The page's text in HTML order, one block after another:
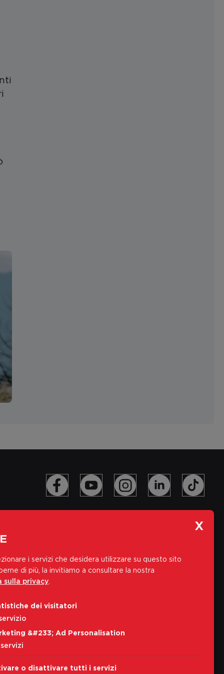
Indirizzo e-mail
Accetto iInformativa sulla privacy
i servizi che desidera utilizzare su questo sito
di più, la invitiamo a consultare la nostra
sulla privacy
dei visitatori
&#233; Ad Personalisation
servizi
o disattivare tutti i servizi